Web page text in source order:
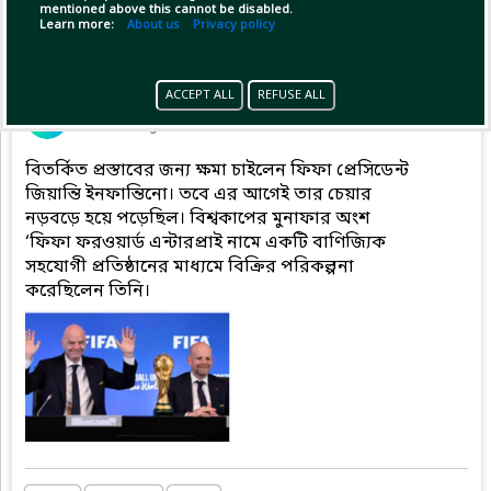
mentioned above this cannot be disabled.
Learn more: About us Privacy policy
ACCEPT ALL REFUSE ALL
MilonBD
has posted
21 minutes ago
বিতর্কিত প্রস্তাবের জন্য ক্ষমা চাইলেন ফিফা প্রেসিডেন্ট
জিয়ান্তি ইনফান্তিনো। তবে এর আগেই তার চেয়ার
নড়বড়ে হয়ে পড়েছিল। বিশ্বকাপের মুনাফার অংশ
‘ফিফা ফরওয়ার্ড এন্টারপ্রাই নামে একটি বাণিজ্যিক
সহযোগী প্রতিষ্ঠানের মাধ্যমে বিক্রির পরিকল্পনা
করেছিলেন তিনি।